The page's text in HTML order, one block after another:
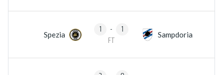
Spezia 1 -
1
FT
Sampdoria